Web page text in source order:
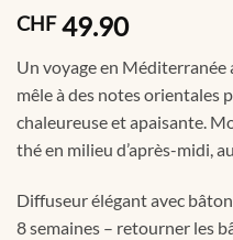
CHF49.90
Un voyage en Méditerranée
mêle à des notes orientales
chaleureuse et apaisante.
thé en milieu d’après-midi,
Diffuseur élégant avec
8 semaines – retourner les